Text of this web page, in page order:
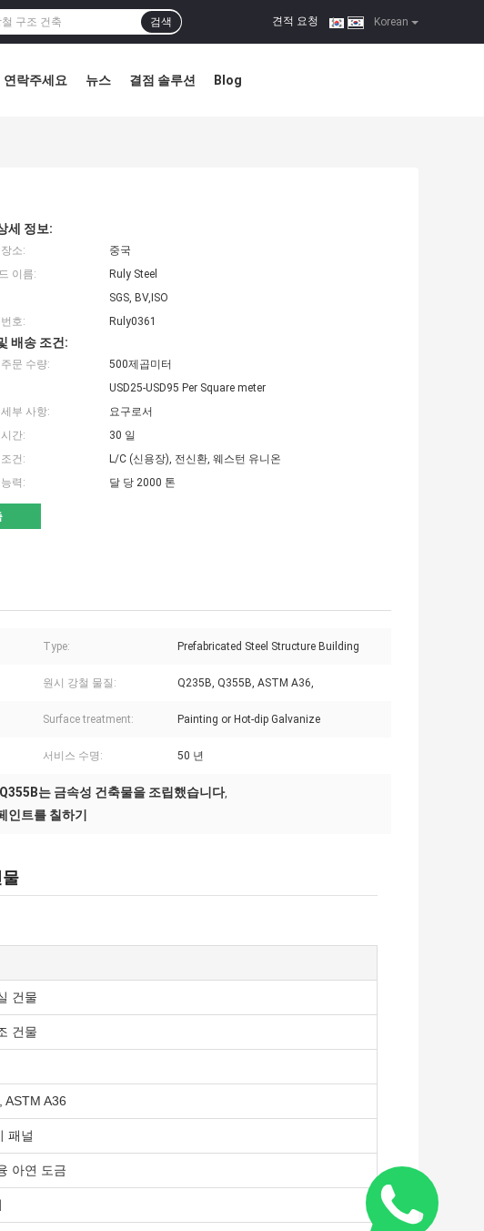
Korean
견적 요청 |
검색
연락주세요 뉴스 결점 솔루션 Blog
세 정보:
소:
중국
이름:
Ruly Steel
SGS, BV,ISO
호:
Ruly0361
배송 조건:
문 수량:
500제곱미터
USD25-USD95 Per Square meter
부 사항:
요구로서
간:
30 일
건:
L/C (신용장), 전신환, 웨스턴 유니온
력:
달 당 2000 톤
Type: Prefabricated Steel Structure Building
원시 강철 물질: Q235B, Q355B, ASTM A36,
Surface treatment: Painting or Hot-dip Galvanize
서비스 수명: 50 년
Q355B는 금속성 건축물을 조립했습니다,
인트를 칠하기
건물
건물
ASTM A36
패널
아연 도금